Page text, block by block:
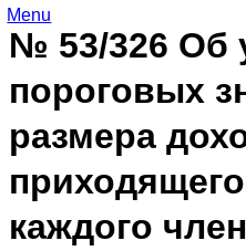
№ 53/326 Об
пороговых
размера
каждого
Menu